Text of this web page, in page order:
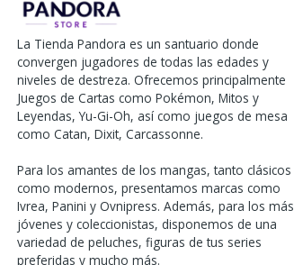
La Tienda Pandora es un santuario donde
convergen jugadores de todas las edades y
niveles de destreza. Ofrecemos principalmente
Juegos de Cartas como Pokémon, Mitos y
Leyendas, Yu-Gi-Oh, así como juegos de mesa
como Catan, Dixit, Carcassonne.
Para los amantes de los mangas, tanto clásicos
como modernos, presentamos marcas como
Ivrea, Panini y Ovnipress. Además, para los más
jóvenes y coleccionistas, disponemos de una
variedad de peluches, figuras de tus series
preferidas y mucho más.